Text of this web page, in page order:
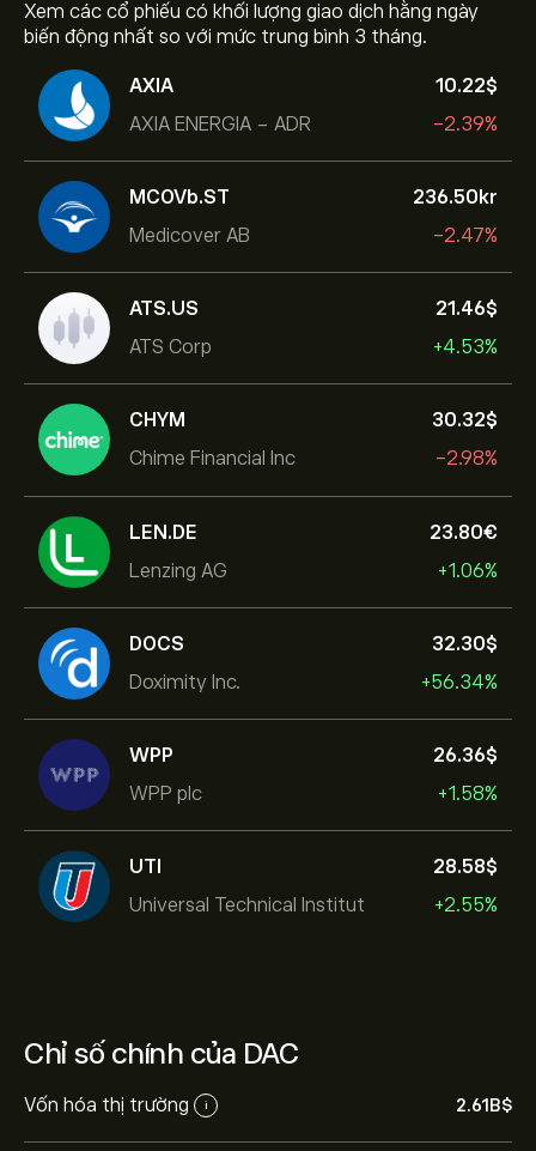
Xem các cổ phiếu có khối lượng giao dịch hằng ngày
biến động nhất so với mức trung bình 3 tháng.
AXIA
AXIA ENERGIA - ADR
10.22‎$‎
-2.39%
MCOVb.ST
Medicover AB
236.50‎kr‎
-2.47%
ATS.US
ATS Corp
21.46‎$‎
+4.53%
CHYM
Chime Financial Inc
30.32‎$‎
-2.98%
LEN.DE
Lenzing AG
23.80‎€‎
+1.06%
DOCS
Doximity Inc.
32.30‎$‎
+56.34%
WPP
WPP plc
26.36‎$‎
+1.58%
UTI
Universal Technical Institut
28.58‎$‎
+2.55%
Chỉ số chính của DAC
Vốn hóa thị trường i 2.61B‎$‎